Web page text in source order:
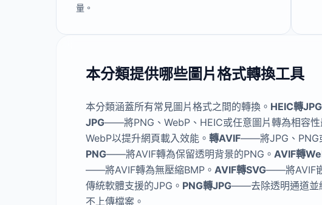
量。
本分類提供哪些圖片格式轉換工具
本分類涵蓋所有常見圖片格式之間的轉換。 HEIC轉JPG
JPG——將PNG、WebP、HEIC或任意圖片轉為相容性
WebP以提升網頁載入效能。 轉AVIF——將JPG、PNG
PNG——將AVIF轉為保留透明背景的PNG。 AVIF轉
——將AVIF轉為無壓縮BMP。 AVIF轉SVG——將AVIF
傳統軟體支援的JPG。 PNG轉JPG——去除透明通道並
不上傳檔案。